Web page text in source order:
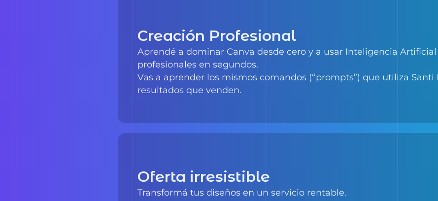
Aprendé a dominar Canva desde cero y a usar Inteligencia Artificial
profesionales en segundos.
Vas a aprender los mismos comandos (“prompts”) que utiliza Santi
resultados que venden.
Transformá tus diseños en un servicio rentable.
Aprendé a crear paquetes de diseño, presentaciones para negocios,